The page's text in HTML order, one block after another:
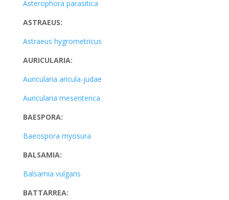
Asterophora parasitica
ASTRAEUS:
Astraeus hygrometricus
AURICULARIA:
Auricularia aricula-judae
Auricularia mesenterica
BAESPORA:
Baeospora myosura
BALSAMIA:
Balsamia vulgaris
BATTARREA: